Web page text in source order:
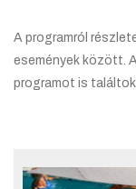
A programról
események között.
programot is